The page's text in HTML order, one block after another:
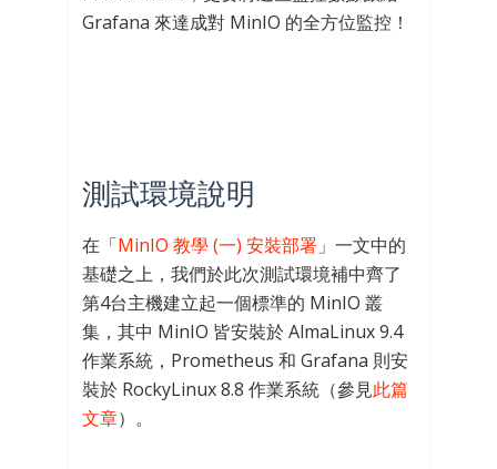
Grafana 來達成對 MinIO 的全方位監控！
測試環境說明
在「MinIO 教學 (一) 安裝部署 」一文中的
基礎之上，我們於此次測試環境補中齊了
第4台主機建立起一個標準的 MinIO 叢
集，其中 MinIO 皆安裝於 AlmaLinux 9.4
作業系統，Prometheus 和 Grafana 則安
裝於 RockyLinux 8.8 作業系統（參見此篇
文章）。